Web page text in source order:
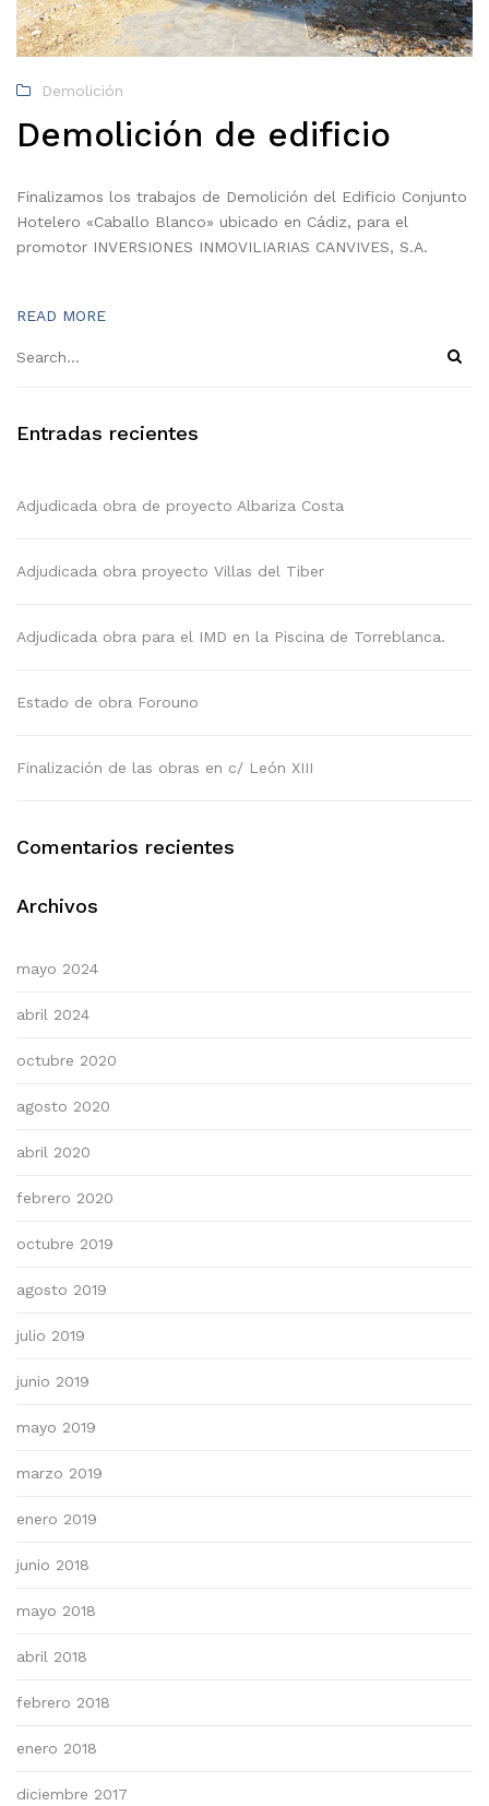
Demolición
Demolición de edificio
Finalizamos los trabajos de Demolición del Edificio Conjunto
Hotelero «Caballo Blanco» ubicado en Cádiz, para el
promotor INVERSIONES INMOVILIARIAS CANVIVES, S.A.
READ MORE
Entradas recientes
Adjudicada obra de proyecto Albariza Costa
Adjudicada obra proyecto Villas del Tiber
Adjudicada obra para el IMD en la Piscina de Torreblanca.
Estado de obra Forouno
Finalización de las obras en c/ León XIII
Comentarios recientes
Archivos
mayo 2024
abril 2024
octubre 2020
agosto 2020
abril 2020
febrero 2020
octubre 2019
agosto 2019
julio 2019
junio 2019
mayo 2019
marzo 2019
enero 2019
junio 2018
mayo 2018
abril 2018
febrero 2018
enero 2018
diciembre 2017